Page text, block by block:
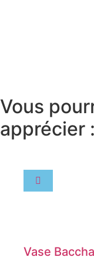
Vous
apprécier :
Vase